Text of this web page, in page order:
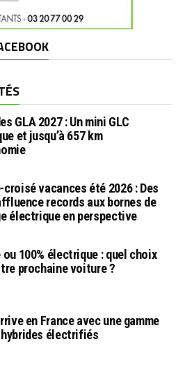
GLA 2027 : Un mini GLC
et jusqu’à 657 km
croisé vacances été 2026 : Des
records aux bornes de
électrique en perspective
ou 100% électrique : quel choix
prochaine voiture ?
en France avec une gamme
hybrides électrifiés